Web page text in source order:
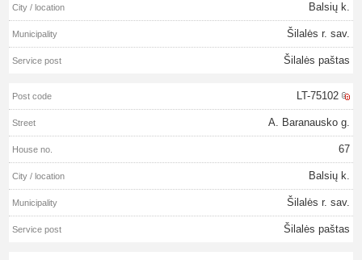
Balsių k.
Šilalės r. sav.
Šilalės paštas
LT-75102
A. Baranausko g.
67
Balsių k.
Šilalės r. sav.
Šilalės paštas